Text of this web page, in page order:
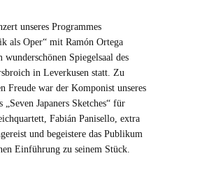
unseres Programmes
als Oper“ mit Ramón Ortega
Spiegelsaal des
in Leverkusen statt. Zu
Freude war der Komponist unseres
Japaners Sketches“ für
Fabián Panisello, extra
und begeistere das Publikum
Einführung zu seinem Stück.